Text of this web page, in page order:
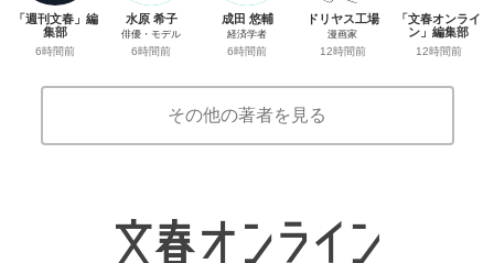
「週刊文春」編
集部
6時間前
水原 希子
俳優・モデル
6時間前
成田 悠輔
経済学者
6時間前
ドリヤス工場
漫画家
12時間前
「文春オンライ
ン」編集部
12時間前
その他の著者を見る